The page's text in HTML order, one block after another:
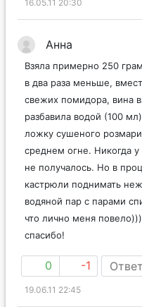
16.05.11 20:30
Анна
Взяла примерно 250
в два раза меньше,
свежих помидора, вина
разбавила водой (100
ложку сушеного
среднем огне. Никогда
не получалось. Но в
кастрюли поднимать
водяной пар с парами
что лично меня
спасибо!
0 -1
19.06.11 22:45